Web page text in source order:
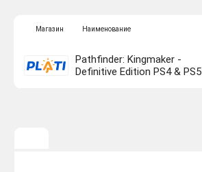
Магазин Наименование
Pathfinder: Kingmaker -
Definitive Edition PS4 & PS5